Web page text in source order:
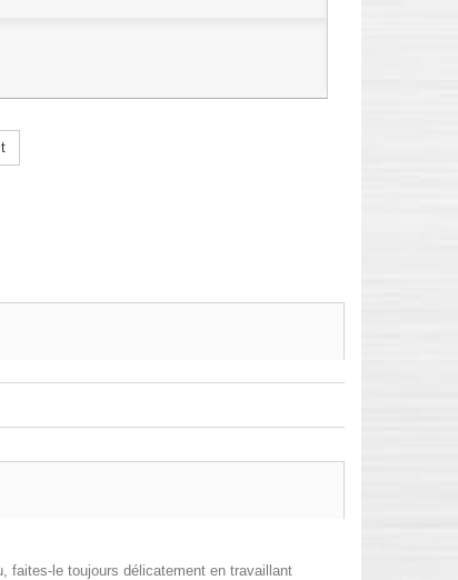
faites-le toujours délicatement en travaillant